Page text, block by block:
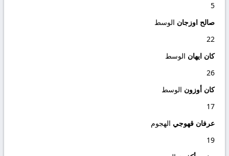
5
صالح اوزجان الوسط
22
كان ايهان الوسط
26
كان أوزون الوسط
17
عرفان قهوجي الهجوم
19